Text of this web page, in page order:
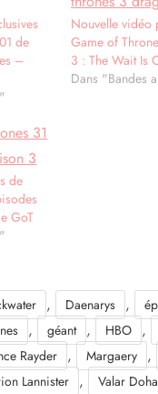
de
–
Nouvelle vidéo
Game of
3 : The Wait Is
Dans "Bandes
de
GoT
, Daenarys ,
, géant , HBO ,
Rayder , Margaery ,
Lannister , Valar